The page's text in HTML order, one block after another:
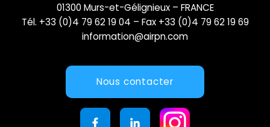
01300 Murs-et-Gélignieux – FRANCE
Tél. +33 (0)4 79 62 19 04 – Fax +33 (0)4 79 62 19 69
information@airpn.com
Nous contacter